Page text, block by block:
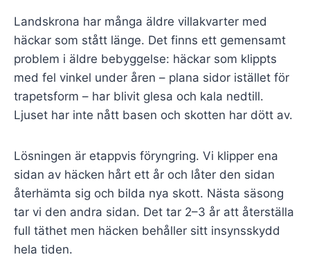
Landskrona har många äldre villakvarter med
häckar som stått länge. Det finns ett gemensamt
problem i äldre bebyggelse: häckar som klippts
med fel vinkel under åren – plana sidor istället för
trapetsform – har blivit glesa och kala nedtill.
Ljuset har inte nått basen och skotten har dött av.
Lösningen är etappvis föryngring. Vi klipper ena
sidan av häcken hårt ett år och låter den sidan
återhämta sig och bilda nya skott. Nästa säsong
tar vi den andra sidan. Det tar 2–3 år att återställa
full täthet men häcken behåller sitt insynsskydd
hela tiden.